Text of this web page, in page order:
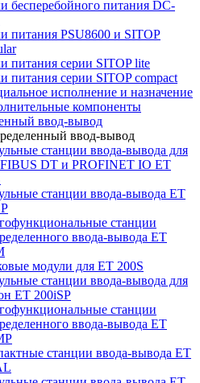
бесперебойного питания DC-
питания PSU8600 и SITOP
питания серии SITOP lite
питания серии SITOP compact
исполнение и назначение
компоненты
ввод-вывод
ввод-вывод
станции ввода-вывода для
DT и PROFINET IO ET
станции ввода-вывода ET
станции
ввода-вывода ET
модули для ET 200S
станции ввода-вывода для
ET 200iSP
станции
ввода-вывода ET
станции ввода-вывода ET